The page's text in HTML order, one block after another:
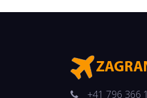
+41 796 366